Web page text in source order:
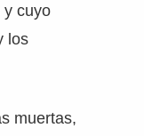
y cuyo
los
muertas,